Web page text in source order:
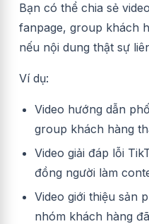
Bạn có thể chia sẻ
fanpage, group khách
nếu nội dung thật sự
Ví dụ:
Video hướng dẫn
group khách hàng
Video giải đáp lỗi
đồng người làm
Video giới thiệu sản
nhóm khách hàng